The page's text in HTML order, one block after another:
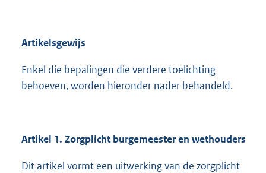
Artikelsgewijs
Enkel die bepalingen die verdere toelichting
behoeven, worden hieronder nader behandeld.
Artikel 1. Zorgplicht burgemeester en wethouders
Dit artikel vormt een uitwerking van de zorgplicht